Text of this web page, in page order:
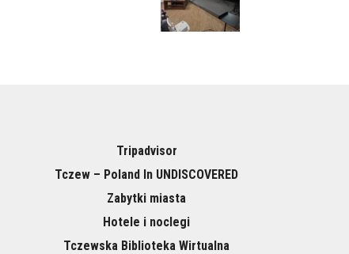
Tripadvisor
Tczew – Poland In UNDISCOVERED
Zabytki miasta
Hotele i noclegi
Tczewska Biblioteka Wirtualna